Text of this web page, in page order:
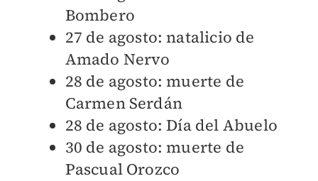
Bombero
27 de agosto: natalicio de
Amado Nervo
28 de agosto: muerte de
Carmen Serdán
28 de agosto: Día del Abuelo
30 de agosto: muerte de
Pascual Orozco